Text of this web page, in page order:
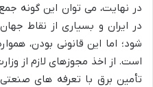
در نهایت، می توان این گونه
در ایران و بسیاری از نقاط
شود؛ اما این قانونی بودن،
است. از اخذ مجوزهای لازم از
تأمین برق با تعرفه های